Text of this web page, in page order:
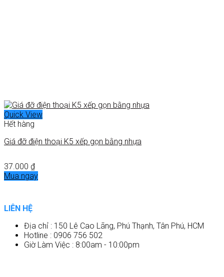
Quick View
Hết hàng
Giá đỡ điện thoại K5 xếp gọn bằng nhựa
37.000 ₫
Mua ngay
LIÊN HỆ
Địa chỉ : 150 Lê Cao Lãng, Phú Thạnh, Tân Phú, HCM
Hotline : 0906 756 502
Giờ Làm Việc : 8:00am - 10:00pm